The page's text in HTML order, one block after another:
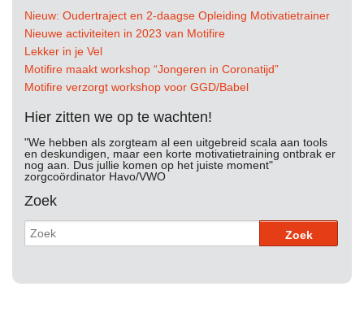
Nieuw: Oudertraject en 2-daagse Opleiding Motivatietrainer
Nieuwe activiteiten in 2023 van Motifire
Lekker in je Vel
Motifire maakt workshop “Jongeren in Coronatijd”
Motifire verzorgt workshop voor GGD/Babel
Hier zitten we op te wachten!
"We hebben als zorgteam al een uitgebreid scala aan tools
en deskundigen, maar een korte motivatietraining ontbrak er
nog aan. Dus jullie komen op het juiste moment"
zorgcoördinator Havo/VWO
Zoek